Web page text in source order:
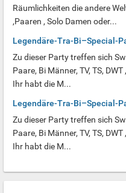
Räumlichkeiten die andere
,Paaren , Solo Damen oder...
Legendäre-Tra-Bi–Special-
Zu dieser Party treffen sich
Paare, Bi Männer, TV, TS,
Ihr habt die M...
Legendäre-Tra-Bi–Special-
Zu dieser Party treffen sich
Paare, Bi Männer, TV, TS,
Ihr habt die M...